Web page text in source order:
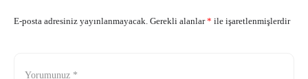
E-posta adresiniz yayınlanmayacak. Gerekli alanlar* ile işaretlenmişlerdir